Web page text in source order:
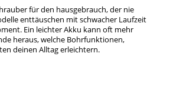
für den hausgebrauch, der nie
enttäuschen mit schwacher Laufzeit
Ein leichter Akku kann oft mehr
heraus, welche Bohrfunktionen,
deinen Alltag erleichtern.